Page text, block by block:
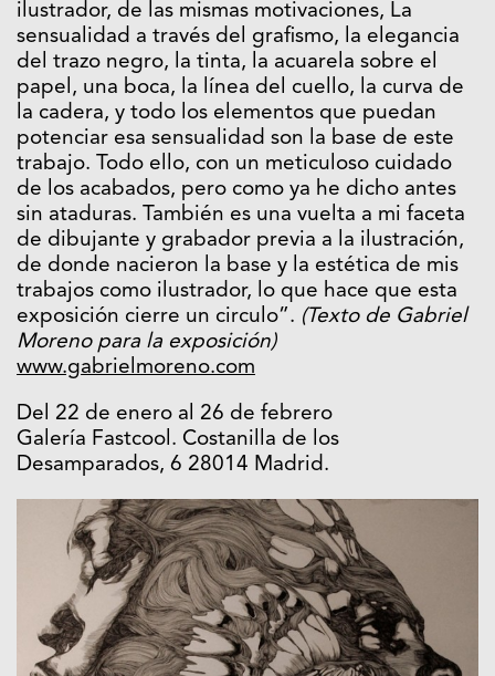
ilustrador, de las mismas motivaciones, La
sensualidad a través del grafismo, la elegancia
del trazo negro, la tinta, la acuarela sobre el
papel, una boca, la línea del cuello, la curva de
la cadera, y todo los elementos que puedan
potenciar esa sensualidad son la base de este
trabajo. Todo ello, con un meticuloso cuidado
de los acabados, pero como ya he dicho antes
sin ataduras. También es una vuelta a mi faceta
de dibujante y grabador previa a la ilustración,
de donde nacieron la base y la estética de mis
trabajos como ilustrador, lo que hace que esta
exposición cierre un circulo”. (Texto de Gabriel
Moreno para la exposición)
www.gabrielmoreno.com
Del 22 de enero al 26 de febrero
Galería Fastcool. Costanilla de los
Desamparados, 6 28014 Madrid.